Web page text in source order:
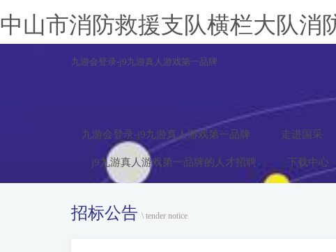
中山市消防救援支队横栏大队消
九游会登录-j9九游真人游戏第一品牌
九游会登录-j9九游真人游戏第一品牌 走进国采
j9九游真人游戏第一品牌的人才招聘 下载中心
招标公告 \ tender notice